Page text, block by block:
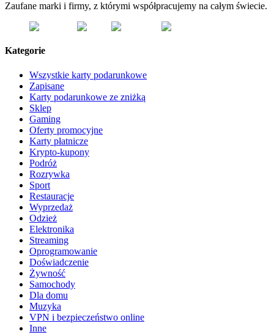
Zaufane marki i firmy, z którymi współpracujemy na całym świecie.
Kategorie
Wszystkie karty podarunkowe
Zapisane
Karty podarunkowe ze zniżką
Sklep
Gaming
Oferty promocyjne
Karty płatnicze
Krypto-kupony
Podróż
Rozrywka
Sport
Restauracje
Wyprzedaż
Odzież
Elektronika
Streaming
Oprogramowanie
Doświadczenie
Żywność
Samochody
Dla domu
Muzyka
VPN i bezpieczeństwo online
Inne